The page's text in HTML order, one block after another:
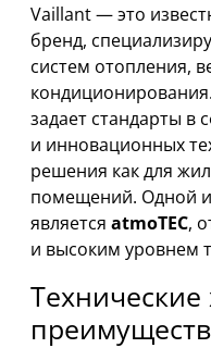
Vaillant — это
бренд,
систем отопления,
задает стандарты в
и инновационных
решения как для
помещений. Одной
является atmoTEC,
и высоким уровнем
Технические